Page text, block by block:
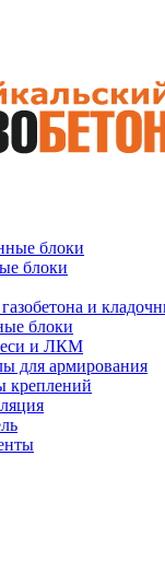
блоки
блоки
и
блоки
и ЛКМ
для армирования
креплений